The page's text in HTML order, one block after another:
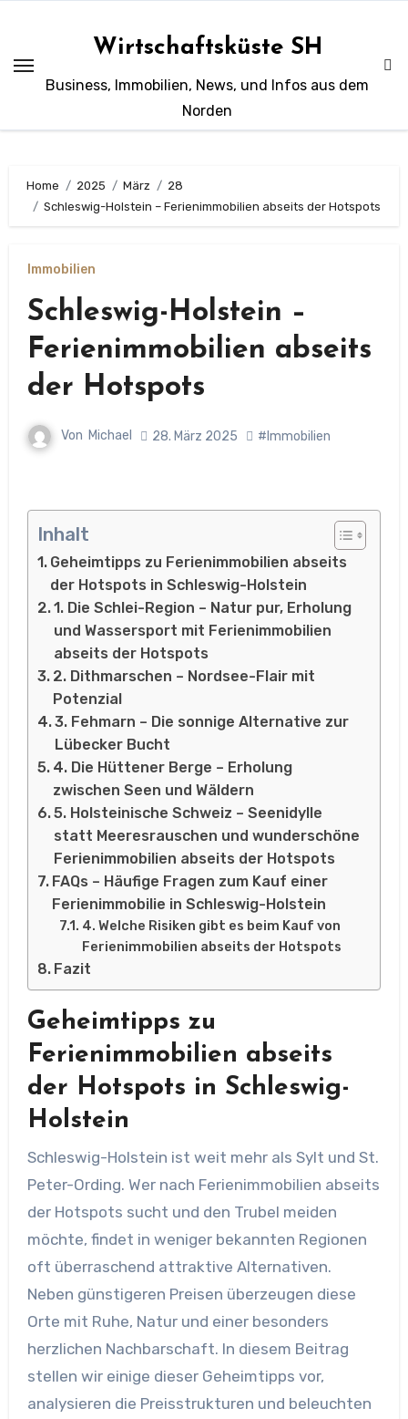
springen
Wirtschaftsküste SH
Business, Immobilien, News, und Infos aus dem
Norden
Home 2025 März
28
Schleswig-Holstein – Ferienimmobilien abseits der Hotspots
Immobilien
Schleswig-Holstein –
Ferienimmobilien abseits
der Hotspots
Von Michael 28. März 2025 #Immobilien
Inhalt
Geheimtipps zu Ferienimmobilien abseits
der Hotspots in Schleswig-Holstein
1. Die Schlei-Region – Natur pur, Erholung
und Wassersport mit Ferienimmobilien
abseits der Hotspots
2. Dithmarschen – Nordsee-Flair mit
Potenzial
3. Fehmarn – Die sonnige Alternative zur
Lübecker Bucht
4. Die Hüttener Berge – Erholung
zwischen Seen und Wäldern
5. Holsteinische Schweiz – Seenidylle
statt Meeresrauschen und wunderschöne
Ferienimmobilien abseits der Hotspots
FAQs – Häufige Fragen zum Kauf einer
Ferienimmobilie in Schleswig-Holstein
4. Welche Risiken gibt es beim Kauf von
Ferienimmobilien abseits der Hotspots
Fazit
Geheimtipps zu
Ferienimmobilien abseits
der Hotspots in Schleswig-
Holstein
Schleswig-Holstein ist weit mehr als Sylt und St.
Peter-Ording. Wer nach Ferienimmobilien abseits
der Hotspots sucht und den Trubel meiden
möchte, findet in weniger bekannten Regionen
oft überraschend attraktive Alternativen.
Neben günstigeren Preisen überzeugen diese
Orte mit Ruhe, Natur und einer besonders
herzlichen Nachbarschaft. In diesem Beitrag
stellen wir einige dieser Geheimtipps vor,
analysieren die Preisstrukturen und beleuchten